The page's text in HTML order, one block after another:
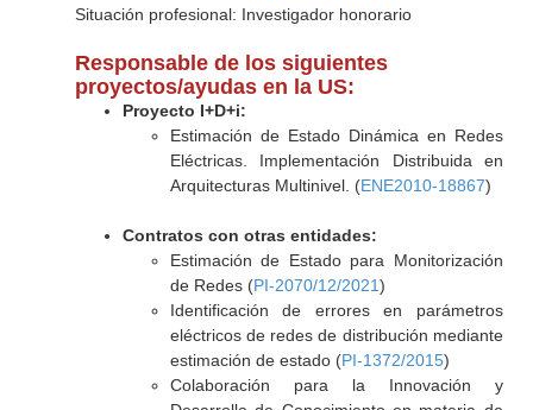
Situación profesional: Investigador honorario
Responsable de los siguientes
proyectos/ayudas en la US:
Proyecto I+D+i:
Estimación de Estado Dinámica en Redes
Eléctricas. Implementación Distribuida en
Arquitecturas Multinivel. (ENE2010-18867)
Contratos con otras entidades:
Estimación de Estado para Monitorización
de Redes (PI-2070/12/2021)
Identificación de errores en parámetros
eléctricos de redes de distribución mediante
estimación de estado (PI-1372/2015)
Colaboración para la Innovación y